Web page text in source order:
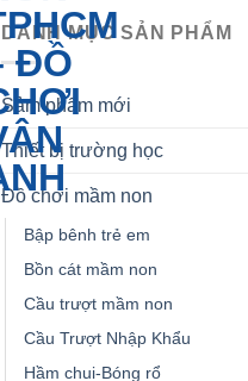
DANH MỤC SẢN PHẨM
Sảm phẩm mới
Thiết bị trường học
Đồ chơi mầm non
Bập bênh trẻ em
Bồn cát mầm non
Cầu trượt mầm non
Cầu Trượt Nhập Khẩu
Hầm chui-Bóng rổ